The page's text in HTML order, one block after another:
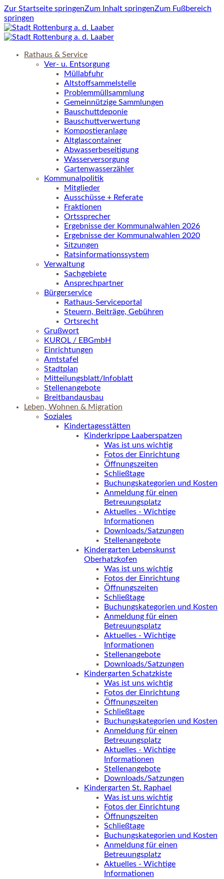
Zur Startseite springenZum Inhalt springenZum Fußbereich
springen
Rathaus & Service
Ver- u. Entsorgung
Müllabfuhr
Altstoffsammelstelle
Problemmüllsammlung
Gemeinnützige Sammlungen
Bauschuttdeponie
Bauschuttverwertung
Kompostieranlage
Altglascontainer
Abwasserbeseitigung
Wasserversorgung
Gartenwasserzähler
Kommunalpolitik
Mitglieder
Ausschüsse + Referate
Fraktionen
Ortssprecher
Ergebnisse der Kommunalwahlen 2026
Ergebnisse der Kommunalwahlen 2020
Sitzungen
Ratsinformationssystem
Verwaltung
Sachgebiete
Ansprechpartner
Bürgerservice
Rathaus-Serviceportal
Steuern, Beiträge, Gebühren
Ortsrecht
Grußwort
KUROL / EBGmbH
Einrichtungen
Amtstafel
Stadtplan
Mitteilungsblatt/Infoblatt
Stellenangebote
Breitbandausbau
Leben, Wohnen & Migration
Soziales
Kindertagesstätten
Kinderkrippe Laaberspatzen
Was ist uns wichtig
Fotos der Einrichtung
Öffnungszeiten
Schließtage
Buchungskategorien und Kosten
Anmeldung für einen
Betreuungsplatz
Aktuelles - Wichtige
Informationen
Downloads/Satzungen
Stellenangebote
Kindergarten Lebenskunst
Oberhatzkofen
Was ist uns wichtig
Fotos der Einrichtung
Öffnungszeiten
Schließtage
Buchungskategorien und Kosten
Anmeldung für einen
Betreuungsplatz
Aktuelles - Wichtige
Informationen
Stellenangebote
Downloads/Satzungen
Kindergarten Schatzkiste
Was ist uns wichtig
Fotos der Einrichtung
Öffnungszeiten
Schließtage
Buchungskategorien und Kosten
Anmeldung für einen
Betreuungsplatz
Aktuelles - Wichtige
Informationen
Stellenangebote
Downloads/Satzungen
Kindergarten St. Raphael
Was ist uns wichtig
Fotos der Einrichtung
Öffnungszeiten
Schließtage
Buchungskategorien und Kosten
Anmeldung für einen
Betreuungsplatz
Aktuelles - Wichtige
Informationen